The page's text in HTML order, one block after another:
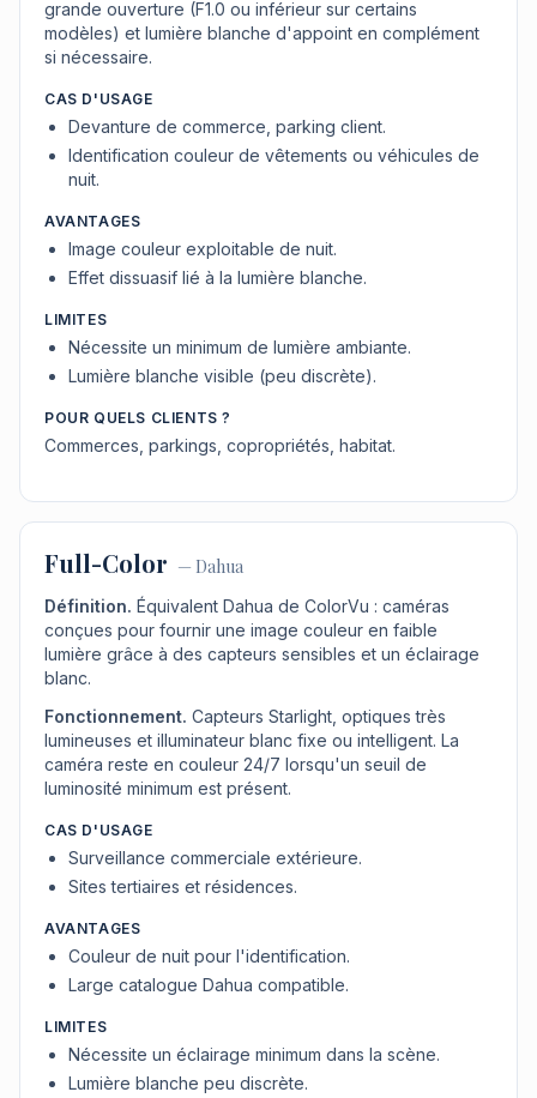
grande ouverture (F1.0 ou inférieur sur certains
modèles) et lumière blanche d'appoint en complément
si nécessaire.
CAS D'USAGE
Devanture de commerce, parking client.
Identification couleur de vêtements ou véhicules de
nuit.
AVANTAGES
Image couleur exploitable de nuit.
Effet dissuasif lié à la lumière blanche.
LIMITES
Nécessite un minimum de lumière ambiante.
Lumière blanche visible (peu discrète).
POUR QUELS CLIENTS ?
Commerces, parkings, copropriétés, habitat.
Full-Color — Dahua
Définition. Équivalent Dahua de ColorVu : caméras
conçues pour fournir une image couleur en faible
lumière grâce à des capteurs sensibles et un éclairage
blanc.
Fonctionnement. Capteurs Starlight, optiques très
lumineuses et illuminateur blanc fixe ou intelligent. La
caméra reste en couleur 24/7 lorsqu'un seuil de
luminosité minimum est présent.
CAS D'USAGE
Surveillance commerciale extérieure.
Sites tertiaires et résidences.
AVANTAGES
Couleur de nuit pour l'identification.
Large catalogue Dahua compatible.
LIMITES
Nécessite un éclairage minimum dans la scène.
Lumière blanche peu discrète.